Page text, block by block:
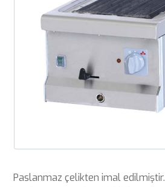
Paslanmaz çelikten imal edilmiştir.